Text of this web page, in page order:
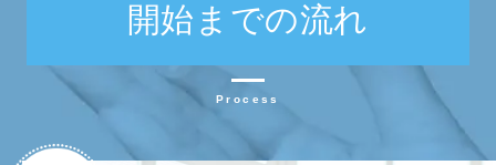
開始までの流れ
Process